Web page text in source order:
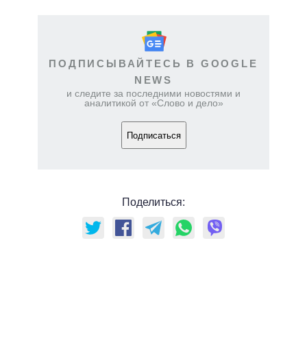
ПОДПИСЫВАЙТЕСЬ В GOOGLE
NEWS
и следите за последними новостями и
аналитикой от «Слово и дело»
Подписаться
Поделиться: